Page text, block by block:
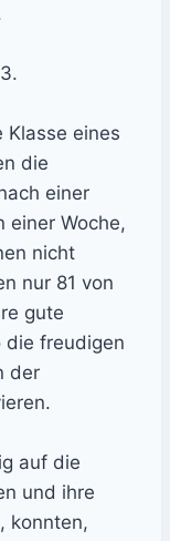
Klasse eines
die
einer
einer Woche,
nicht
nur 81 von
gute
die freudigen
der
auf die
und ihre
konnten,